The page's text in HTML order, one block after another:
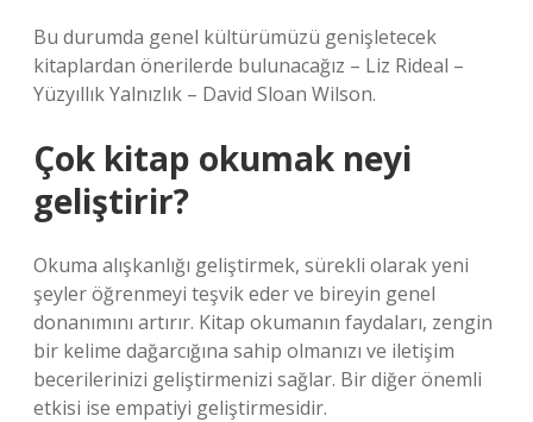
Bu durumda genel kültürümüzü genişletecek
kitaplardan önerilerde bulunacağız – Liz Rideal –
Yüzyıllık Yalnızlık – David Sloan Wilson.
Çok kitap okumak neyi
geliştirir?
Okuma alışkanlığı geliştirmek, sürekli olarak yeni
şeyler öğrenmeyi teşvik eder ve bireyin genel
donanımını artırır. Kitap okumanın faydaları, zengin
bir kelime dağarcığına sahip olmanızı ve iletişim
becerilerinizi geliştirmenizi sağlar. Bir diğer önemli
etkisi ise empatiyi geliştirmesidir.